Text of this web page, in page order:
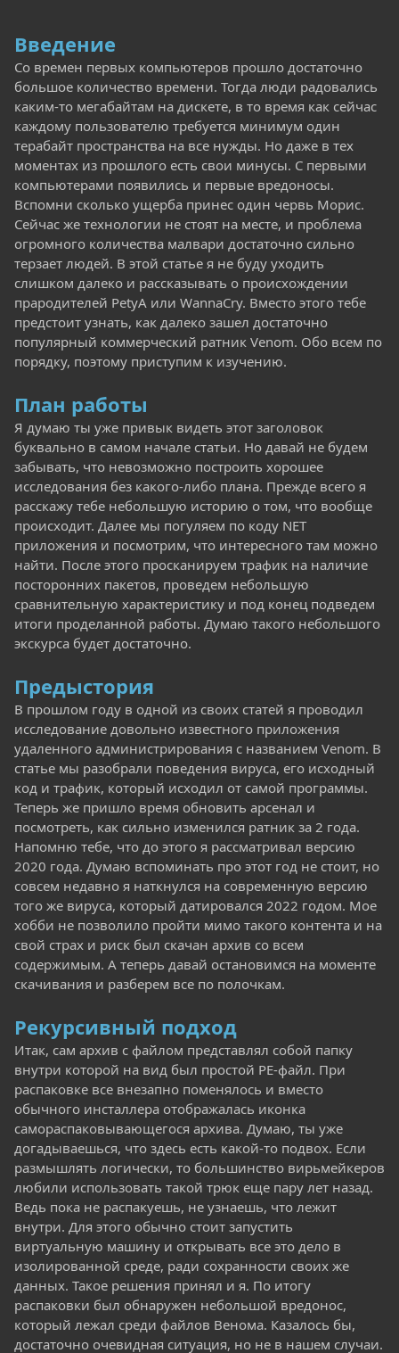
Введение
Со времен первых компьютеров прошло достаточно
большое количество времени. Тогда люди радовались
каким-то мегабайтам на дискете, в то время как сейчас
каждому пользователю требуется минимум один
терабайт пространства на все нужды. Но даже в тех
моментах из прошлого есть свои минусы. С первыми
компьютерами появились и первые вредоносы.
Вспомни сколько ущерба принес один червь Морис.
Сейчас же технологии не стоят на месте, и проблема
огромного количества малвари достаточно сильно
терзает людей. В этой статье я не буду уходить
слишком далеко и рассказывать о происхождении
прародителей PetyA или WannaCry. Вместо этого тебе
предстоит узнать, как далеко зашел достаточно
популярный коммерческий ратник Venom. Обо всем по
порядку, поэтому приступим к изучению.
План работы
Я думаю ты уже привык видеть этот заголовок
буквально в самом начале статьи. Но давай не будем
забывать, что невозможно построить хорошее
исследования без какого-либо плана. Прежде всего я
расскажу тебе небольшую историю о том, что вообще
происходит. Далее мы погуляем по коду NET
приложения и посмотрим, что интересного там можно
найти. После этого просканируем трафик на наличие
посторонних пакетов, проведем небольшую
сравнительную характеристику и под конец подведем
итоги проделанной работы. Думаю такого небольшого
экскурса будет достаточно.
Предыстория
В прошлом году в одной из своих статей я проводил
исследование довольно известного приложения
удаленного администрирования с названием Venom. В
статье мы разобрали поведения вируса, его исходный
код и трафик, который исходил от самой программы.
Теперь же пришло время обновить арсенал и
посмотреть, как сильно изменился ратник за 2 года.
Напомню тебе, что до этого я рассматривал версию
2020 года. Думаю вспоминать про этот год не стоит, но
совсем недавно я наткнулся на современную версию
того же вируса, который датировался 2022 годом. Мое
хобби не позволило пройти мимо такого контента и на
свой страх и риск был скачан архив со всем
содержимым. А теперь давай остановимся на моменте
скачивания и разберем все по полочкам.
Рекурсивный подход
Итак, сам архив с файлом представлял собой папку
внутри которой на вид был простой PE-файл. При
распаковке все внезапно поменялось и вместо
обычного инсталлера отображалась иконка
самораспаковывающегося архива. Думаю, ты уже
догадываешься, что здесь есть какой-то подвох. Если
размышлять логически, то большинство вирьмейкеров
любили использовать такой трюк еще пару лет назад.
Ведь пока не распакуешь, не узнаешь, что лежит
внутри. Для этого обычно стоит запустить
виртуальную машину и открывать все это дело в
изолированной среде, ради сохранности своих же
данных. Такое решения принял и я. По итогу
распаковки был обнаружен небольшой вредонос,
который лежал среди файлов Венома. Казалось бы,
достаточно очевидная ситуация, но не в нашем случаи.